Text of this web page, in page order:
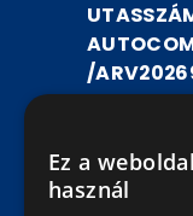
/
15:00
Ez a
használ